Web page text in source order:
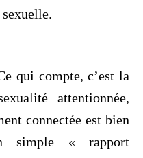
qui compte, c’est la
attentionnée,
connectée est bien
simple « rapport